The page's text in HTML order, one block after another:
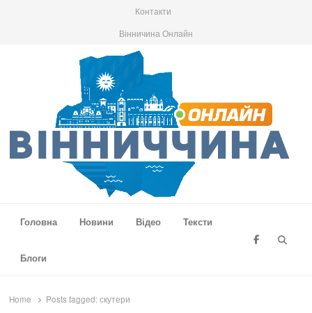
Контакти
Вінничина Онлайн
Головна
Новини Відео Тексти
Блоги
Home Posts tagged:скутери